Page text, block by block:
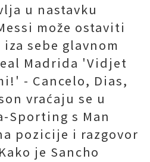
u nastavku
može ostaviti
sebe glavnom
Madrida 'Vidjet
- Cancelo, Dias,
vraćaju se u
Sporting s Man
pozicije i razgovor
je Sancho